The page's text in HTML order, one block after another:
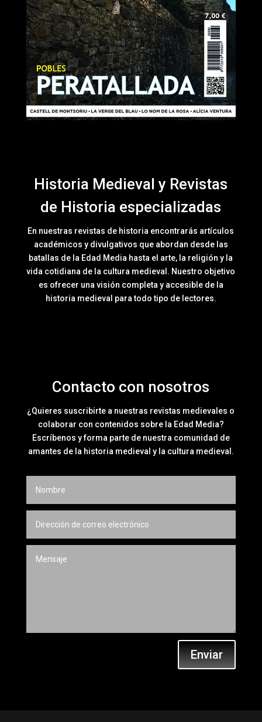
Historia Medieval y Revistas
de Historia especializadas
En nuestras revistas de historia encontrarás artículos
académicos y divulgativos que abordan desde las
batallas de la Edad Media hasta el arte, la religión y la
vida cotidiana de la cultura medieval. Nuestro objetivo
es ofrecer una visión completa y accesible de la
historia medieval para todo tipo de lectores.
Contacto con nosotros
¿Quieres suscribirte a nuestras revistas medievales o
colaborar con contenidos sobre la Edad Media?
Escríbenos y forma parte de nuestra comunidad de
amantes de la historia medieval y la cultura medieval.
Enviar